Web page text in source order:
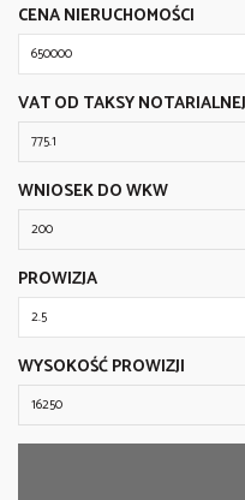
CENA NIERUCHOMOŚCI
VAT OD TAKSY
WNIOSEK DO WKW
PROWIZJA
WYSOKOŚĆ PROWIZJI